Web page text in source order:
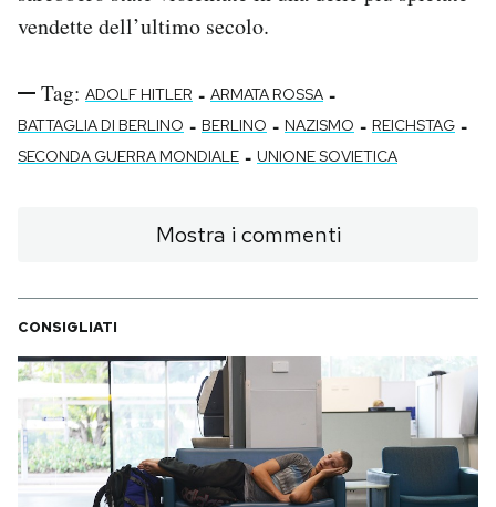
vendette dell’ultimo secolo.
Tag: ADOLF HITLER - ARMATA ROSSA -
BATTAGLIA DI BERLINO - BERLINO - NAZISMO - REICHSTAG -
SECONDA GUERRA MONDIALE - UNIONE SOVIETICA
Mostra i commenti
CONSIGLIATI